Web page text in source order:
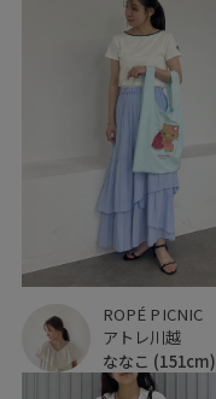
ROPÉ PICNIC
アトレ川越
ななこ (151cm)